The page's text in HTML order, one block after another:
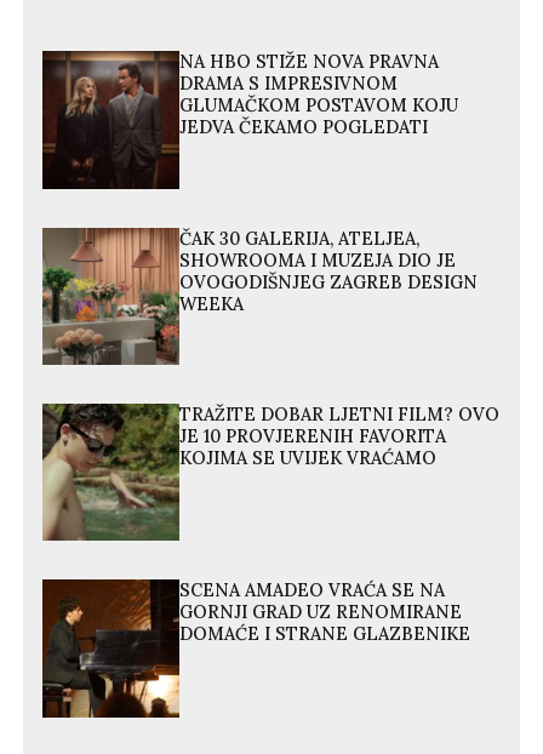
NA HBO STIŽE NOVA PRAVNA
DRAMA S IMPRESIVNOM
GLUMAČKOM POSTAVOM KOJU
JEDVA ČEKAMO POGLEDATI
ČAK 30 GALERIJA, ATELJEA,
SHOWROOMA I MUZEJA DIO JE
OVOGODIŠNJEG ZAGREB DESIGN
WEEKA
TRAŽITE DOBAR LJETNI FILM? OVO
JE 10 PROVJERENIH FAVORITA
KOJIMA SE UVIJEK VRAĆAMO
SCENA AMADEO VRAĆA SE NA
GORNJI GRAD UZ RENOMIRANE
DOMAĆE I STRANE GLAZBENIKE